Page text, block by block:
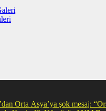
Orta Asya’ya şok mesaj: